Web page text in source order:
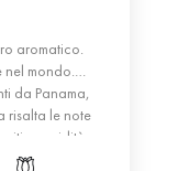
aromatico.
nel mondo.
da Panama,
risalta le note
acidità
Differenti